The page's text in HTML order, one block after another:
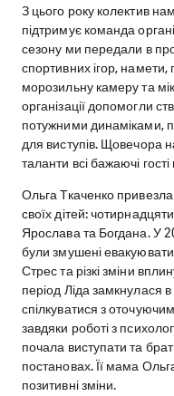
З цього року колектив
підтримує команда
сезону ми передали в
спортивних ігор,
морозильну камеру та
організації допомогли
потужними динаміками,
для виступів. Щовечора
таланти всі бажаючі гості
Ольга Ткаченко
своїх дітей:
Ярослава та Богдана. У
були змушені
Стрес та різкі зміни
період Ліда замкнулася
спілкуватися з
завдяки роботі з
почала виступати та
постановах. Її мама
позитивні зміни.